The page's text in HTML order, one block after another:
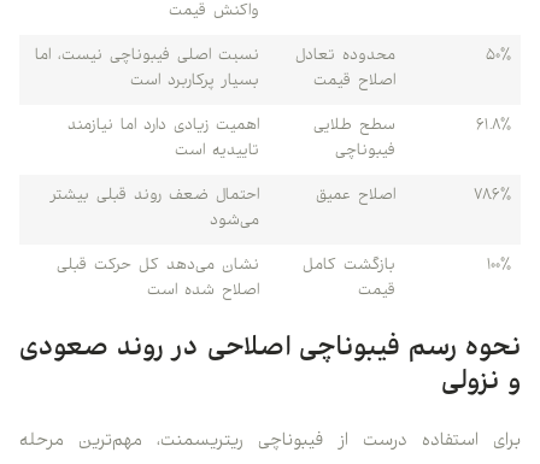
واکنش قیمت
۵۰٪
محدوده تعادل
اصلاح قیمت
نسبت اصلی فیبوناچی نیست، اما
بسیار پرکاربرد است
۶۱.۸٪
سطح طلایی
فیبوناچی
اهمیت زیادی دارد اما نیازمند
تاییدیه است
۷۸.۶٪ اصلاح عمیق
احتمال ضعف روند قبلی بیشتر
می‌شود
۱۰۰٪
بازگشت کامل
قیمت
نشان می‌دهد کل حرکت قبلی
اصلاح شده است
نحوه رسم فیبوناچی اصلاحی در روند صعودی
و نزولی
برای استفاده درست از فیبوناچی ریتریسمنت، مهم‌ترین مرحله